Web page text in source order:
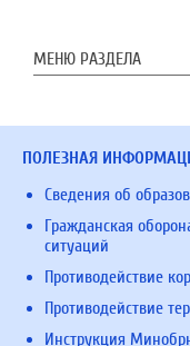
МЕНЮ РАЗДЕЛА
ПОЛЕЗНАЯ
Сведения об
Гражданская
ситуаций
Противодействие
Противодействие
Инструкция